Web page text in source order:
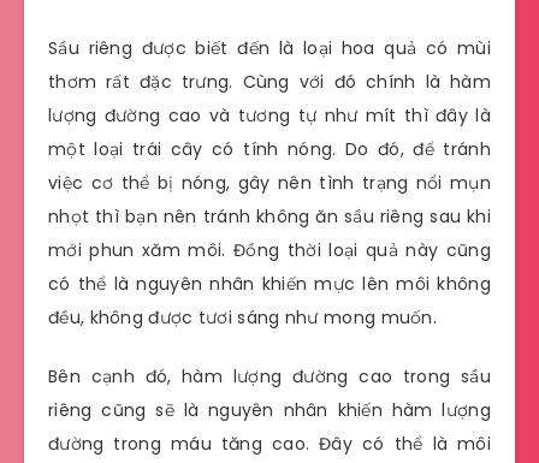
Sầu riêng được biết đến là loại hoa quả có mùi
thơm rất đặc trưng. Cùng với đó chính là hàm
lượng đường cao và tương tự như mít thì đây là
một loại trái cây có tính nóng. Do đó, để tránh
việc cơ thể bị nóng, gây nên tình trạng nổi mụn
nhọt thì bạn nên tránh không ăn sầu riêng sau khi
mới phun xăm môi. Đồng thời loại quả này cũng
có thể là nguyên nhân khiến mực lên môi không
đều, không được tươi sáng như mong muốn.
Bên cạnh đó, hàm lượng đường cao trong sầu
riêng cũng sẽ là nguyên nhân khiến hàm lượng
đường trong máu tăng cao. Đây có thể là môi